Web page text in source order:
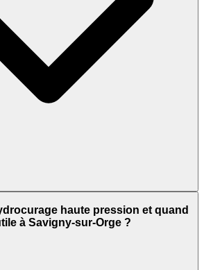
haute pression et quand
à Savigny-sur-Orge ?